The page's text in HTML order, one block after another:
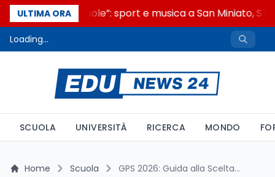
ULTIMA ORA
“Noi siamo le Scuole”: sport e musica a San Miniato,
Loading...
SCUOLA UNIVERSITÀ RICERCA MONDO
Home Scuola GPS 2026: Guida alla Scelta della Provincia e Analisi dei Dati sui Docenti in Graduatoria